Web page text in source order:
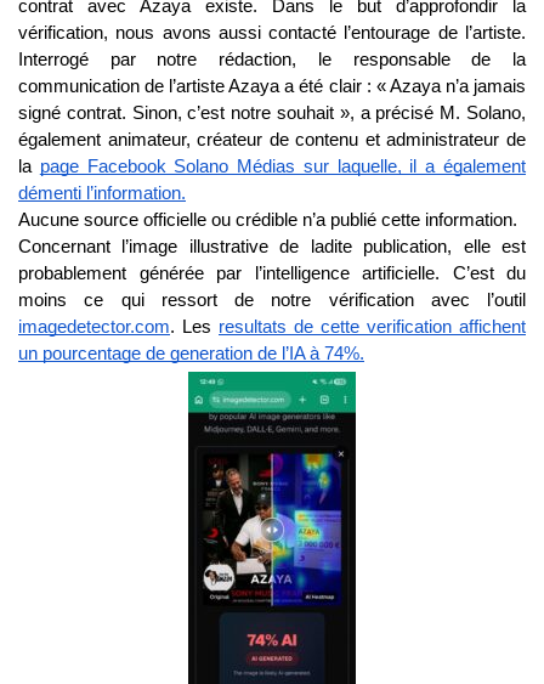
contrat avec Azaya existe. Dans le but d’approfondir la
vérification, nous avons aussi contacté l’entourage de l’artiste.
Interrogé par notre rédaction, le responsable de la
communication de l’artiste Azaya a été clair : « Azaya n’a jamais
signé contrat. Sinon, c’est notre souhait », a précisé M. Solano,
également animateur, créateur de contenu et administrateur de
la page Facebook Solano Médias sur laquelle, il a également
démenti l’information.
Aucune source officielle ou crédible n’a publié cette information.
Concernant l’image illustrative de ladite publication, elle est
probablement générée par l’intelligence artificielle. C’est du
moins ce qui ressort de notre vérification avec l’outil
imagedetector.com. Les resultats de cette verification affichent
un pourcentage de generation de l’IA à 74%.